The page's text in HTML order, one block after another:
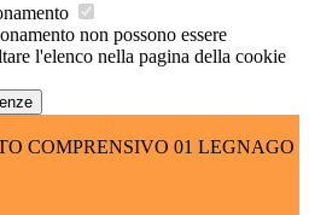
non possono essere
l'elenco nella pagina della cookie
COMPRENSIVO 01 LEGNAGO